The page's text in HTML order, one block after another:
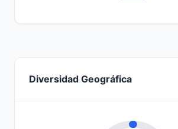
Diversidad Geográfica